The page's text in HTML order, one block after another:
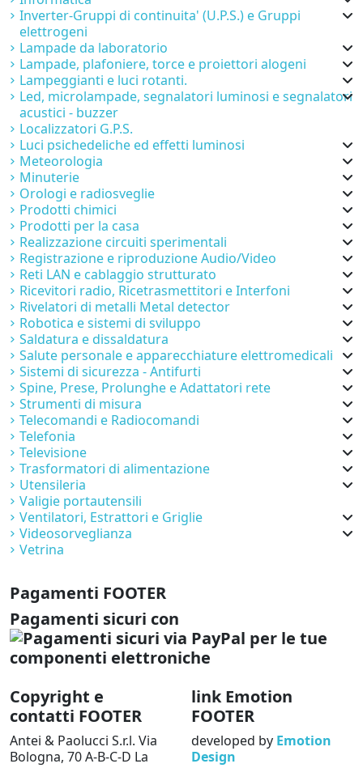
Inverter-Gruppi di continuita' (U.P.S.) e Gruppi
elettrogeni
Lampade da laboratorio
Lampade, plafoniere, torce e proiettori alogeni
Lampeggianti e luci rotanti.
Led, microlampade, segnalatori luminosi e segnalatori
acustici - buzzer
Localizzatori G.P.S.
Luci psichedeliche ed effetti luminosi
Meteorologia
Minuterie
Orologi e radiosveglie
Prodotti chimici
Prodotti per la casa
Realizzazione circuiti sperimentali
Registrazione e riproduzione Audio/Video
Reti LAN e cablaggio strutturato
Ricevitori radio, Ricetrasmettitori e Interfoni
Rivelatori di metalli Metal detector
Robotica e sistemi di sviluppo
Saldatura e dissaldatura
Salute personale e apparecchiature elettromedicali
Sistemi di sicurezza - Antifurti
Spine, Prese, Prolunghe e Adattatori rete
Strumenti di misura
Telecomandi e Radiocomandi
Telefonia
Televisione
Trasformatori di alimentazione
Utensileria
Valigie portautensili
Ventilatori, Estrattori e Griglie
Videosorveglianza
Vetrina
Pagamenti FOOTER
Pagamenti sicuri con
Copyright e
contatti FOOTER
Antei & Paolucci S.r.l. Via
Bologna, 70 A-B-C-D La
link Emotion
FOOTER
developed by Emotion
Design